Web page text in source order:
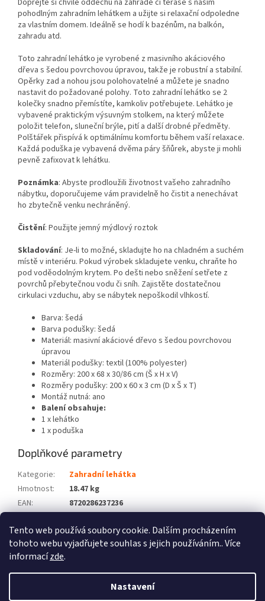
Tento web používá soubory cookie. Dalším procházením
tohoto webu vyjadřujete souhlas s jejich používáním.. Více
informacízde.
Nastavení
Dopřejte si chvíle oddechu na zahradě či terase s naším
pohodlným zahradním lehátkem a užijte si relaxační odpoledne
za vlastním domem. Ideálně se hodí k bazénům, na balkón,
zahradu atd.
Toto zahradní lehátko je vyrobené z masivního akáciového
dřeva s šedou povrchovou úpravou, takže je robustní a stabilní.
Opěrky zad a nohou jsou polohovatelné a můžete je snadno
nastavit do požadované polohy. Toto zahradní lehátko se 2
kolečky snadno přemístíte, kamkoliv potřebujete. Lehátko je
vybavené praktickým výsuvným stolkem, na který můžete
položit telefon, sluneční brýle, pití a další drobné předměty.
Polštářek přispívá k optimálnímu komfortu během vaší relaxace.
Každá poduška je vybavená dvěma páry šňůrek, abyste ji mohli
pevně zafixovat k lehátku.
Poznámka: Abyste prodloužili životnost vašeho zahradního
nábytku, doporučujeme vám pravidelně ho čistit a nenechávat
ho zbytečně venku nechráněný.
Čistění: Použijte jemný mýdlový roztok
Skladování: Je-li to možné, skladujte ho na chladném a suchém
místě v interiéru. Pokud výrobek skladujete venku, chraňte ho
pod voděodolným krytem. Po dešti nebo sněžení setřete z
povrchů přebytečnou vodu či sníh. Zajistěte dostatečnou
cirkulaci vzduchu, aby se nábytek nepoškodil vlhkostí.
Barva: šedá
Barva podušky: šedá
Materiál: masivní akáciové dřevo s šedou povrchovou
úpravou
Materiál podušky: textil (100% polyester)
Rozměry: 200 x 68 x 30/86 cm (Š x H x V)
Rozměry podušky: 200 x 60 x 3 cm (D x Š x T)
Montáž nutná: ano
Balení obsahuje:
1 x lehátko
1 x poduška
Doplňkové parametry
Kategorie:
Zahradní lehátka
Hmotnost:
18.47 kg
EAN:
8720286237236
Počet balíků: 2
Vytvořil Shoptet